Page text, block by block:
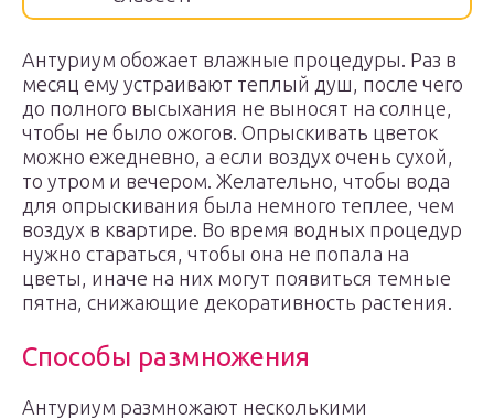
Антуриум обожает влажные процедуры. Раз в
месяц ему устраивают теплый душ, после чего
до полного высыхания не выносят на солнце,
чтобы не было ожогов. Опрыскивать цветок
можно ежедневно, а если воздух очень сухой,
то утром и вечером. Желательно, чтобы вода
для опрыскивания была немного теплее, чем
воздух в квартире. Во время водных процедур
нужно стараться, чтобы она не попала на
цветы, иначе на них могут появиться темные
пятна, снижающие декоративность растения.
Способы размножения
Антуриум размножают несколькими